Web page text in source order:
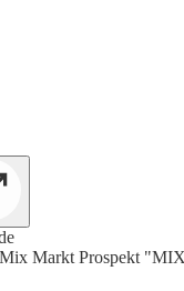
Markt Prospekt